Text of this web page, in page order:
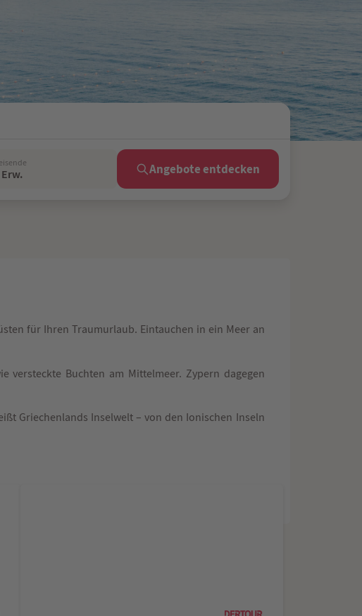
Angebote entdecken
für Ihren Traumurlaub. Eintauchen in ein Meer an
Buchten am Mittelmeer. Zypern dagegen
Griechenlands Inselwelt – von den Ionischen Inseln